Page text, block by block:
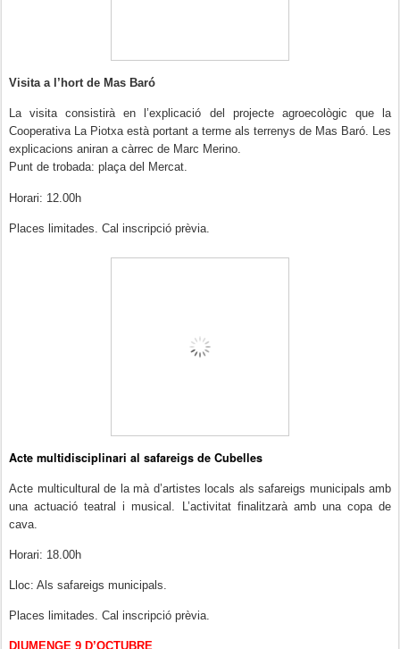
Visita a l’hort de Mas Baró
La visita consistirà en l’explicació del projecte agroecològic que la
Cooperativa La Piotxa està portant a terme als terrenys de Mas Baró. Les
explicacions aniran a càrrec de Marc Merino.
Punt de trobada: plaça del Mercat.
Horari: 12.00h
Places limitades. Cal inscripció prèvia.
Acte multidisciplinari al safareigs de Cubelles
Acte multicultural de la mà d’artistes locals als safareigs municipals amb
una actuació teatral i musical. L’activitat finalitzarà amb una copa de
cava.
Horari: 18.00h
Lloc: Als safareigs municipals.
Places limitades. Cal inscripció prèvia.
DIUMENGE 9 D’OCTUBRE